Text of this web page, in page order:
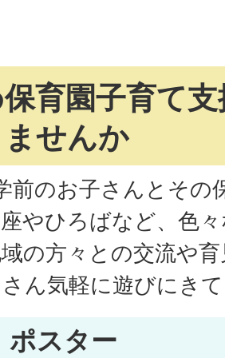
育園子育て
せんか
前のお子さんとその
やひろばなど、色
の方々との交流や
ん気軽に遊びにき
ポスター